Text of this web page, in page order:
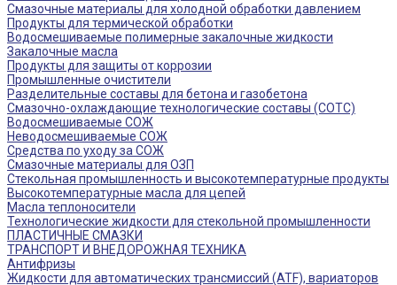
Смазочные материалы для холодной обработки давлением
Продукты для термической обработки
Водосмешиваемые полимерные закалочные жидкости
Закалочные масла
Продукты для защиты от коррозии
Промышленные очистители
Разделительные составы для бетона и газобетона
Смазочно-охлаждающие технологические составы (СОТС)
Водосмешиваемые СОЖ
Неводосмешиваемые СОЖ
Средства по уходу за СОЖ
Смазочные материалы для ОЗП
Стекольная промышленность и высокотемпературные продукты
Высокотемпературные масла для цепей
Масла теплоносители
Технологические жидкости для стекольной промышленности
ПЛАСТИЧНЫЕ СМАЗКИ
ТРАНСПОРТ И ВНЕДОРОЖНАЯ ТЕХНИКА
Антифризы
Жидкости для автоматических трансмиссий (ATF), вариаторов